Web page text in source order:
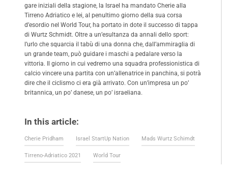
gare iniziali della stagione, la Israel ha mandato Cherie alla
Tirreno Adriatico e lei, al penultimo giorno della sua corsa
d’esordio nel World Tour, ha portato in dote il successo di tappa
di Wurtz Schmidt. Oltre a un’esultanza da annali dello sport:
l’urlo che squarcia il tabù di una donna che, dall’ammiraglia di
un grande team, può guidare i maschi a pedalare verso la
vittoria. Il giorno in cui vedremo una squadra professionistica di
calcio vincere una partita con un’allenatrice in panchina, si potrà
dire che il ciclismo ci era già arrivato. Con un’impresa un po’
britannica, un po’ danese, un po’ israeliana.
In this article:
Cherie Pridham Israel StartUp Nation Mads Wurtz Schimdt
Tirreno-Adriatico 2021 World Tour